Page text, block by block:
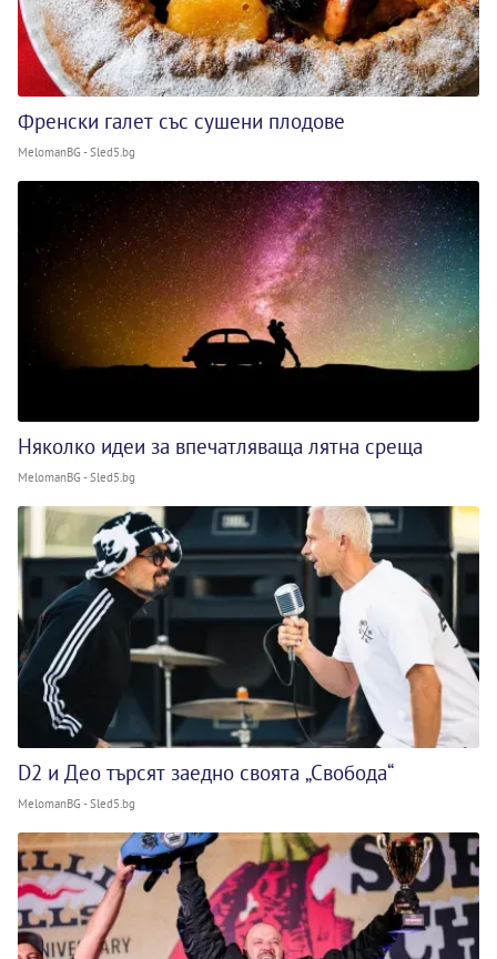
Френски галет със сушени плодове
MelomanBG - Sled5.bg
Няколко идеи за впечатляваща лятна среща
MelomanBG - Sled5.bg
D2 и Део търсят заедно своята „Свобода“
MelomanBG - Sled5.bg